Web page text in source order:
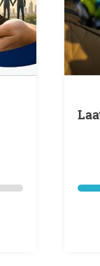
Laat fossiele brandstoffen achter, niet